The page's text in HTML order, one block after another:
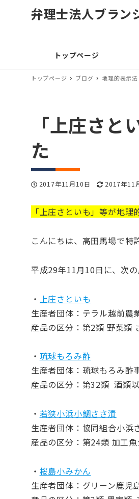
弁理士法人ブラン
トップページ
トップページ ブログ 地理的表示法
「上庄さ
た
投稿日
2017年11月10日 更新日
2017年11
「上庄さといも」等が地
こんにちは、高田馬場で
平成29年11月10日に、次
・ 上庄さといも
生産者団体：テラル越前農
産品の区分：第2類 野菜類
・ 琉球もろみ酢
生産者団体：琉球もろみ酢
産品の区分：第32類 酒類
・ 若狭小浜小鯛ささ漬
生産者団体：協同組合小浜
産品の区分：第24類 加工魚
・ 桜島小みかん
生産者団体：グリーン鹿児